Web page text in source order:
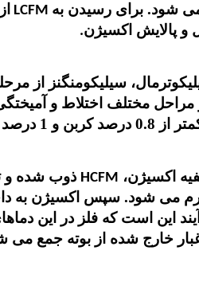
شود. برای رسیدن به
از
و پالایش اکسیژن.
سیلیکومنگنز از
مختلف اختلاط و
وزنی به دست آورد
اکسیژن، HCFM
می شود. سپس اکسیژن به
این است که فلز در این
خارج شده از بوته جمع می